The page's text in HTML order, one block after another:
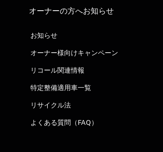
オーナーの方へお知らせ
お知らせ
オーナー様向けキャンペーン
リコール関連情報
特定整備適用車一覧
リサイクル法
よくある質問（FAQ）